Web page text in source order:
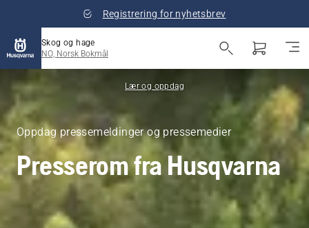
Registrering for nyhetsbrev
Skog og hage
NO, Norsk Bokmål
Lær og oppdag
Oppdag pressemeldinger og pressemedier
Presserom fra Husqvarna